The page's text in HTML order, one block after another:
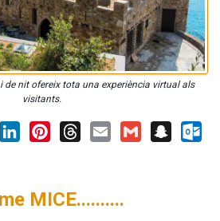
de nit ofereix tota una experiència virtual als
visitants.
MICE..........